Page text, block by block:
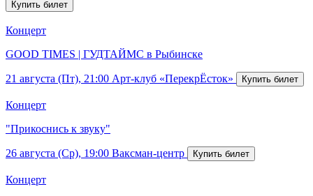
Концерт
GOOD TIMES | ГУДТАЙМС в Рыбинске
21 августа (Пт), 21:00 Арт-клуб «ПерекрЁсток»
Концерт
"Прикоснись к звуку"
26 августа (Ср), 19:00 Ваксман-центр
Концерт